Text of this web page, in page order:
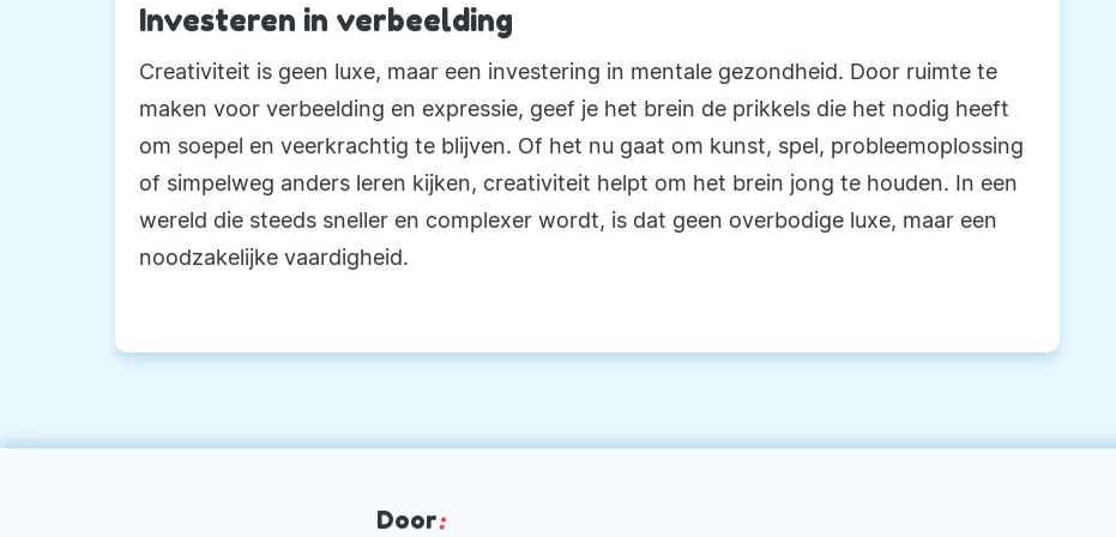
Investeren in verbeelding
Creativiteit is geen luxe, maar een investering in mentale gezondheid. Door ruimte te
maken voor verbeelding en expressie, geef je het brein de prikkels die het nodig heeft
om soepel en veerkrachtig te blijven. Of het nu gaat om kunst, spel, probleemoplossing
of simpelweg anders leren kijken, creativiteit helpt om het brein jong te houden. In een
wereld die steeds sneller en complexer wordt, is dat geen overbodige luxe, maar een
noodzakelijke vaardigheid.
Door: